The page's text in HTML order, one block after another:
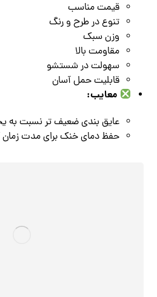
قیمت مناسب
تنوع در طرح و رنگ
وزن سبک
مقاومت بالا
سهولت در شستشو
قابلیت حمل آسان
معایب:
عایق‌ بندی ضعیف‌ تر نسبت به
حفظ دمای خنک برای مدت زمان